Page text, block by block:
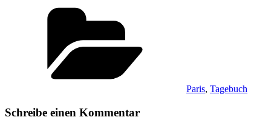
Paris, Tagebuch
Schreibe einen Kommentar